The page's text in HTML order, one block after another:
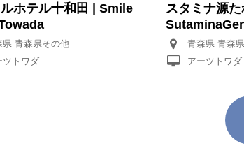
ホテル十和田 | Smile
青森県 青森県その他
ツトワダ
スタミナ源た
青森県
アーツトワダ